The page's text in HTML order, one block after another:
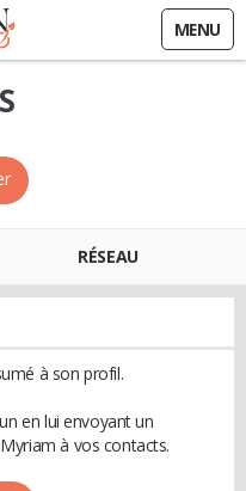
MENU
RÉSEAU
à son profil.
en lui envoyant un
à vos contacts.